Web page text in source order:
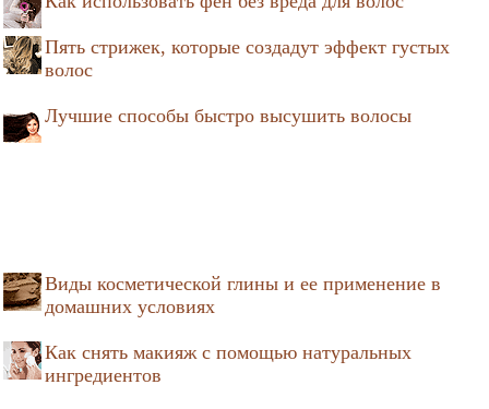
Пять стрижек, которые создадут эффект густых
волос
Лучшие способы быстро высушить волосы
Виды косметической глины и ее применение в
домашних условиях
Как снять макияж с помощью натуральных
ингредиентов